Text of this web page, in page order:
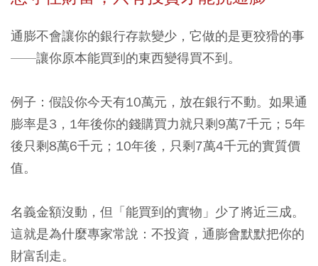
通膨不會讓你的銀行存款變少，它做的是更狡猾的事
——讓你原本能買到的東西變得買不到。
例子：假設你今天有10萬元，放在銀行不動。如果通
膨率是3，1年後你的錢購買力就只剩9萬7千元；5年
後只剩8萬6千元；10年後，只剩7萬4千元的實質價
值。
名義金額沒動，但「能買到的實物」少了將近三成。
這就是為什麼專家常說：不投資，通膨會默默把你的
財富刮走。